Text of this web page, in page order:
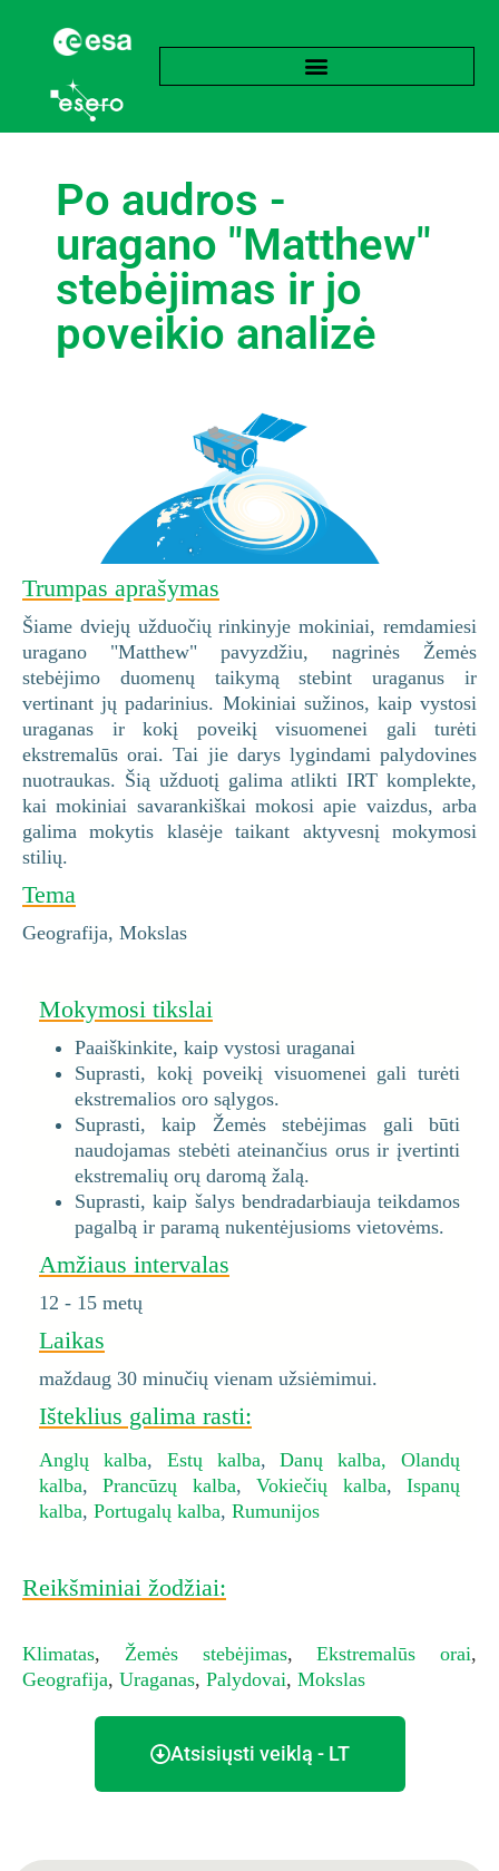
Po audros -
uragano "Matthew"
stebėjimas ir jo
poveikio analizė
Trumpas aprašymas
Šiame dviejų užduočių rinkinyje mokiniai, remdamiesi
uragano "Matthew" pavyzdžiu, nagrinės Žemės
stebėjimo duomenų taikymą stebint uraganus ir
vertinant jų padarinius. Mokiniai sužinos, kaip vystosi
uraganas ir kokį poveikį visuomenei gali turėti
ekstremalūs orai. Tai jie darys lygindami palydovines
nuotraukas. Šią užduotį galima atlikti IRT komplekte,
kai mokiniai savarankiškai mokosi apie vaizdus, arba
galima mokytis klasėje taikant aktyvesnį mokymosi
stilių.
Tema
Geografija, Mokslas
Mokymosi tikslai
Paaiškinkite, kaip vystosi uraganai
Suprasti, kokį poveikį visuomenei gali turėti
ekstremalios oro sąlygos.
Suprasti, kaip Žemės stebėjimas gali būti
naudojamas stebėti ateinančius orus ir įvertinti
ekstremalių orų daromą žalą.
Suprasti, kaip šalys bendradarbiauja teikdamos
pagalbą ir paramą nukentėjusioms vietovėms.
Amžiaus intervalas
12 - 15 metų
Laikas
maždaug 30 minučių vienam užsiėmimui.
Išteklius galima rasti:
Anglų kalba, Estų kalba,Danų kalba,Olandų
kalba,Prancūzų kalba,Vokiečių kalba,Ispanų
kalba, Portugalų kalba, Rumunijos
Reikšminiai žodžiai:
Klimatas, Žemės stebėjimas,Ekstremalūs orai,
Geografija, Uraganas, Palydovai, Mokslas
Atsisiųsti veiklą - LT